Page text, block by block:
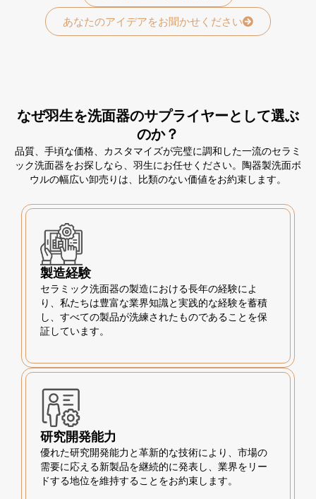
あなたのアイデアをお聞かせください
なぜ羽生を洗面器のサプライヤーとして選ぶ
のか？
品質、手頃な価格、カスタマイズが完璧に調和した一流のセラミ
ック洗面器をお探しなら、羽生にお任せください。陶器製洗面ボ
ウルの幅広い卸売りは、比類のない価値をお約束します。
製造経験
セラミック洗面器の製造における長年の経験によ
り、私たちは豊富な業界知識と実践的な経験を蓄積
し、すべての製品が洗練されたものであることを保
証しています。
研究開発能力
優れた研究開発能力と革新的な技術により、市場の
需要に応える新製品を継続的に発表し、業界をリー
ドする地位を維持することをお約束します。